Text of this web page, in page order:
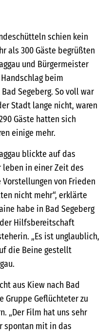
schien kein
als 300 Gäste begrüßten
und Bürgermeister
beim
Segeberg. So voll war
Stadt lange nicht, waren
Gäste hatten sich
einige mehr.
blickte auf das
leben in einer Zeit des
von Frieden
nicht mehr“, erklärte
habe in Bad Segeberg
Hilfsbereitschaft
„Es ist unglaublich,
die Beine gestellt
aus Kiew nach Bad
Gruppe Geflüchteter zu
„Der Film hat uns sehr
spontan mit in das